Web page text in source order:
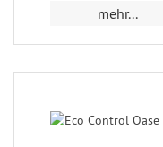
mehr...